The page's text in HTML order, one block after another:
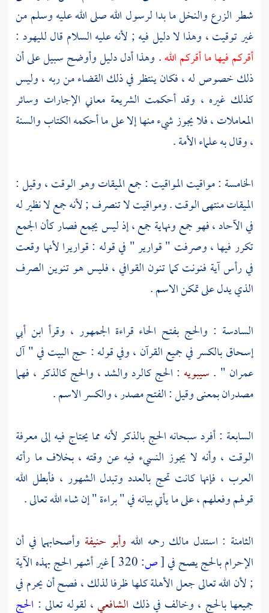
شطر الزرع والنخل ما بدا لرسول الله صلى الله عليه وسلم من
غير توقيت ، وهذا لا دليل فيه ; لأنه عليه السلام قال لليهود :
أقركم فيها ما أقركم الله. وهذا أدل دليل وأوضح سبيل على أن
ذلك خصوص له ، فكان ينتظر في ذلك القضاء من ربه ، وليس
كذلك غيره ، وقد أحكمت الشريعة معاني الإجارات وسائر
المعاملات ، فلا يجوز شيء منها إلا على ما أحكمه الكتاب والسنة
، وقال به علماء الأمة .
الخامسة : مواقيت المواقيت : جمع الميقات وهو الوقت ، وقيل :
الميقات منتهى الوقت . ومواقيت لا تنصرف ; لأنه جمع لا نظير له
في الآحاد ، فهو جمع ونهاية جمع ، إذ ليس يجمع فصار كأن الجمع
تكرر فيها ، وصرفت " قوارير " في قوله : قواريرا لأنها وقعت
في رأس آية فنونت كما تنون القوافي ، فليس هو تنوين الصرف
الذي يدل على تمكن الاسم .
السادسة : والحج بفتح الحاء قراءة الجمهور ، وقرأ ابن أبي
إسحاقبالكسر في جميع القرآن ، وفي قوله : حج البيت في " آل
عمران " . سيبويه : الحج كالرد والشد ، والحج كالذكر ، فهما
مصدران بمعنى وقيل : الفتح مصدر ، والكسر الاسم .
السابعة : أفرد سبحانه الحج بالذكر لأنه مما يحتاج فيه إلى معرفة
الوقت ، وأنه لا يجوز النسيء فيه عن وقته ، بخلاف ما رأته
العرب ، فإنها كانت تحج بالعدد وتبدل الشهور ، فأبطل الله
قولهم وفعلهم ، على ما يأتي بيانه في " براءة " إن شاء الله تعالى .
الثامنة : استدل مالكرحمه الله وأبو حنيفة وأصحابهما في أن
الإحرام بالحج يصح في[ص:
غير أشهر الحج بهذه الآية
; لأن الله تعالى جعل الأهلة كلها ظرفا لذلك ، فصح أن يحرم في
جميعها بالحج ، وخالف في ذلك الشافعي، لقوله تعالى : الحج